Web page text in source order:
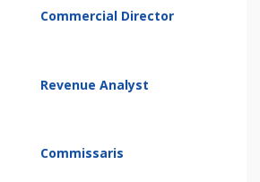
Commercial Director
Revenue Analyst
Commissaris